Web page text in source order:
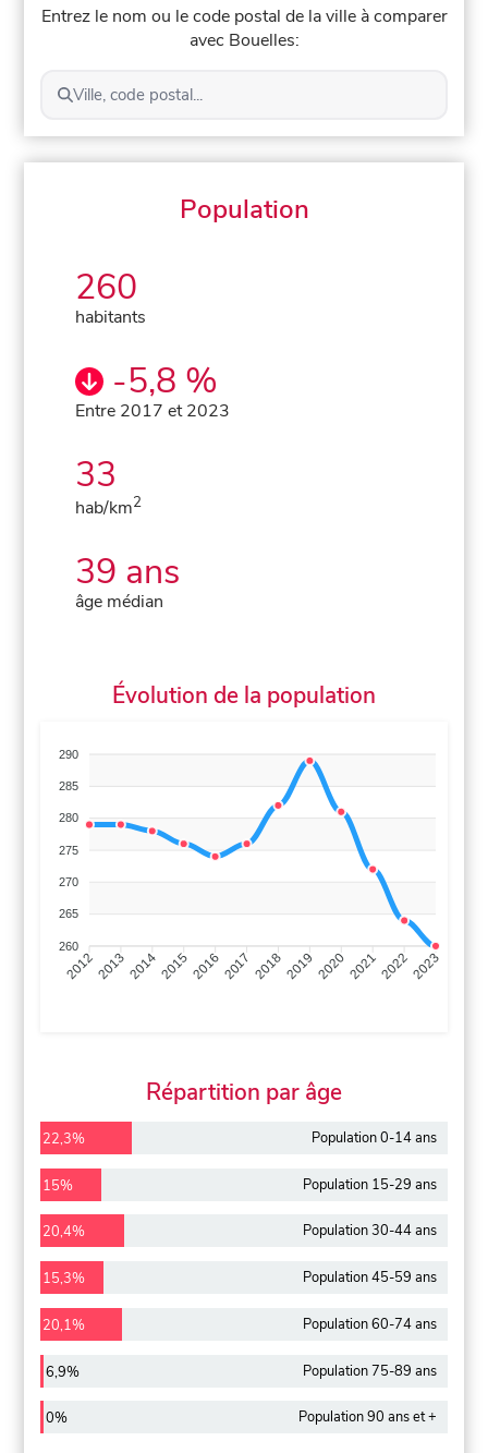
Entrez le nom ou le code postal de la ville à comparer
avec Bouelles:
Ville, code postal...
Population
260
habitants
-5,8 %
Entre 2017 et 2023
33
hab/km2
39 ans
âge médian
Évolution de la population
290
285
280
275
270
265
260
201220132014201520162017 20182019 2020202120222023
Répartition par âge
22,3% Population 0-14 ans
15% Population 15-29 ans
20,4% Population 30-44 ans
15,3% Population 45-59 ans
20,1% Population 60-74 ans
6,9% Population 75-89 ans
0% Population 90 ans et +